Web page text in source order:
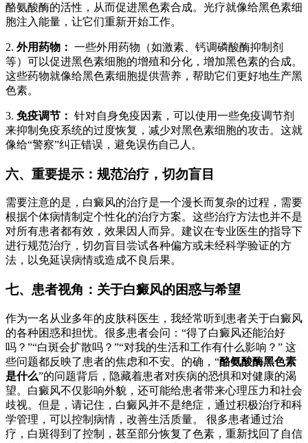
酪氨酸酶的活性，从而促进黑色素合成。光疗就像给黑色素细
胞注入能量，让它们重新开始工作。
2. 外用药物： 一些外用药物（如激素、钙调磷酸酶抑制剂
等）可以促进黑色素细胞的增殖和分化，增加黑色素的合成。
这些药物就像给黑色素细胞提供营养，帮助它们更好地生产黑
色素。
3. 免疫调节： 针对自身免疫因素，可以使用一些免疫调节剂
来抑制免疫系统的过度恢复，减少对黑色素细胞的攻击。这就
像给“警察”纠正错误，避免误伤自己人。
六、重要提示：规范治疗，切勿盲目
需要注意的是，白癜风的治疗是一个漫长而复杂的过程，需要
根据个体病情制定个性化的治疗方案。这些治疗方法也并不是
对所有患者都有效，效果因人而异。建议在专业医生的指导下
进行规范治疗，切勿盲目尝试各种偏方或未经科学验证的方
法，以免延误病情或造成不良后果。
七、患者视角：关于白癜风的困惑与希望
作为一名从业多年的皮肤科医生，我经常听到患者关于白癜风
的各种困惑和担忧。很多患者会问：“得了白癜风还能治好
吗？”“白斑会扩散吗？”“对我的生活和工作有什么影响？” 这
些问题都反映了患者的焦虑和不安。的确，“酪氨酸酶黑色素
是什么”的问题背后，隐藏着患者对疾病的恐惧和对健康的渴
望。白癜风不仅影响外貌，还可能给患者带来心理压力和社会
歧视。但是，请记住，白癜风并不是绝症，通过积极治疗和科
学管理，可以控制病情，改善生活质量。 很多患者通过治
疗，白斑得到了控制，甚至部分恢复了色素，重新找回了自信